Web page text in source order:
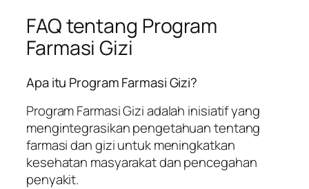
FAQ tentang Program
Farmasi Gizi
Apa itu Program Farmasi Gizi?
Program Farmasi Gizi adalah inisiatif yang
mengintegrasikan pengetahuan tentang
farmasi dan gizi untuk meningkatkan
kesehatan masyarakat dan pencegahan
penyakit.